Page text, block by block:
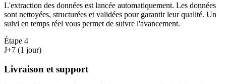
L'extraction des données est lancée automatiquement. Les données
sont nettoyées, structurées et validées pour garantir leur qualité. Un
suivi en temps réel vous permet de suivre l'avancement.
Étape 4
J+7 (1 jour)
Livraison et support